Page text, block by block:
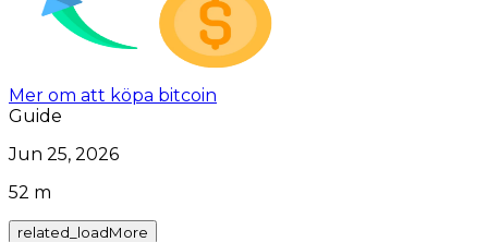
Mer om att köpa bitcoin
Guide
Jun 25, 2026
52 m
related_loadMore